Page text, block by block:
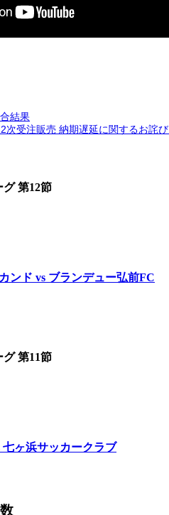
結果
次受注販売 納期遅延に関するお詫び
第12節
ンド vs ブランデュー弘前FC
第11節
ヶ浜サッカークラブ